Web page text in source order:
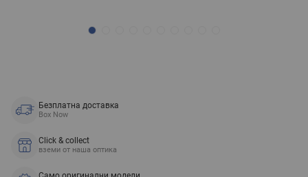
Безплатна доставка
Box Now
Click & collect
вземи от наша оптика